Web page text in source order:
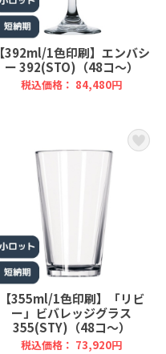
【392ml/1色印刷】エンバシ
ー 392(STO)（48コ～）
税込価格： 84,480円
【355ml/1色印刷】「リビ
ー」ビバレッジグラス
355(STY)（48コ～）
税込価格： 73,920円